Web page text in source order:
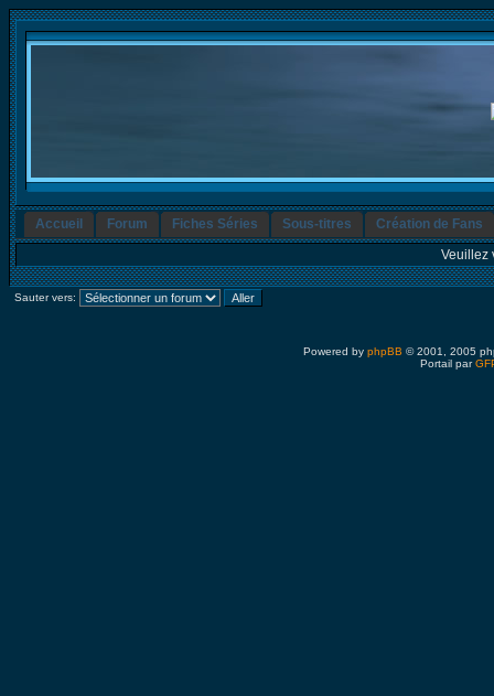
Accueil Forum Fiches Séries Sous-titres
Création de Fans
Veuillez
Sauter vers:
Powered by phpBB © 2001, 2005
Portail par